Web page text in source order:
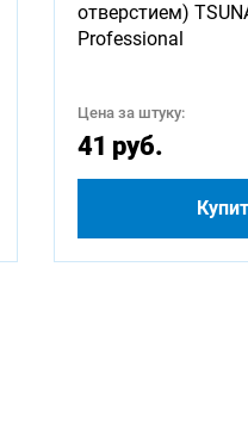
отверстием)
Professional
Цена за штуку:
41 руб.